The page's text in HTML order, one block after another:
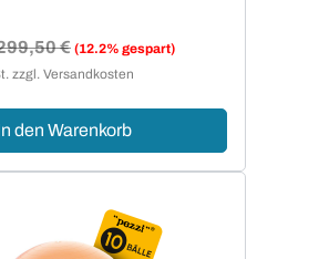
Preis:
€ (12.2% gespart)
zzgl. Versandkosten
den Warenkorb